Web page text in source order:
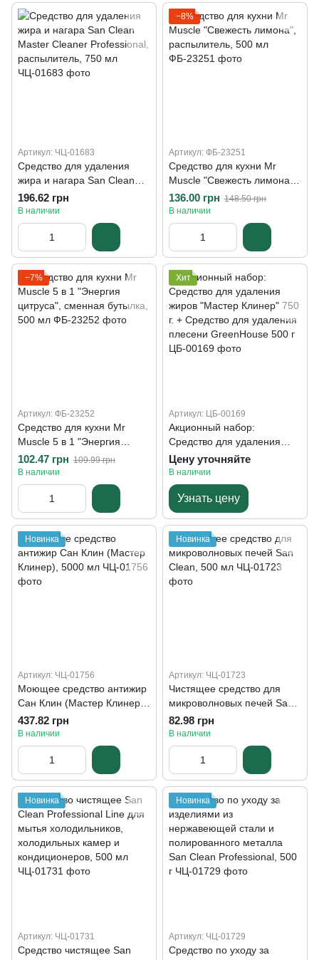
Артикул: ЧЦ-01683
Средство для удаления
жира и нагара San Clean
Master Cleaner Professional,
распылитель, 750 мл
196.62 грн
В наличии
−8%
Артикул: ФБ-23251
Средство для кухни Mr
Muscle "Свежесть лимона",
распылитель, 500 мл
136.00 грн 148.50 грн
В наличии
−7%
Артикул: ФБ-23252
Средство для кухни Mr
Muscle 5 в 1 "Энергия
цитруса", сменная бутылка,
500 мл
102.47 грн 109.99 грн
В наличии
Хит
Артикул: ЦБ-00169
Акционный набор:
Средство для удаления
жиров "Мастер Клинер" 750
г. + Средство для удаления
плесени GreenHouse 500 г
Цену уточняйте
В наличии
Узнать цену
Новинка
Артикул: ЧЦ-01756
Моющее средство антижир
Сан Клин (Мастер Клинер),
5000 мл
437.82 грн
В наличии
Новинка
Артикул: ЧЦ-01723
Чистящее средство для
микроволновых печей San
Clean, 500 мл
82.98 грн
В наличии
Новинка
Артикул: ЧЦ-01731
Средство чистящее San
Новинка
Артикул: ЧЦ-01729
Средство по уходу за